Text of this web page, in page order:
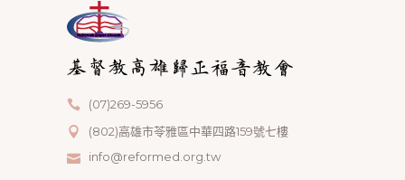
(07)269-5956
(802)高雄市苓雅區中華四路159號七樓
info@reformed.org.tw